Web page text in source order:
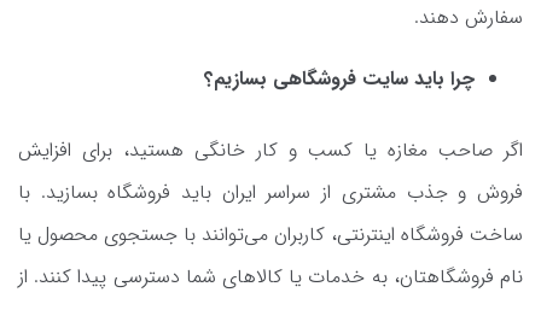
سفارش دهند.
چرا باید سایت فروشگاهی بسازیم؟
اگر صاحب مغازه یا کسب و کار خانگی هستید، برای افزایش
فروش و جذب مشتری از سراسر ایران باید فروشگاه بسازید. با
ساخت فروشگاه اینترنتی، کاربران می‌توانند با جستجوی محصول یا
نام فروشگاهتان، به خدمات یا کالاهای شما دسترسی پیدا کنند. از